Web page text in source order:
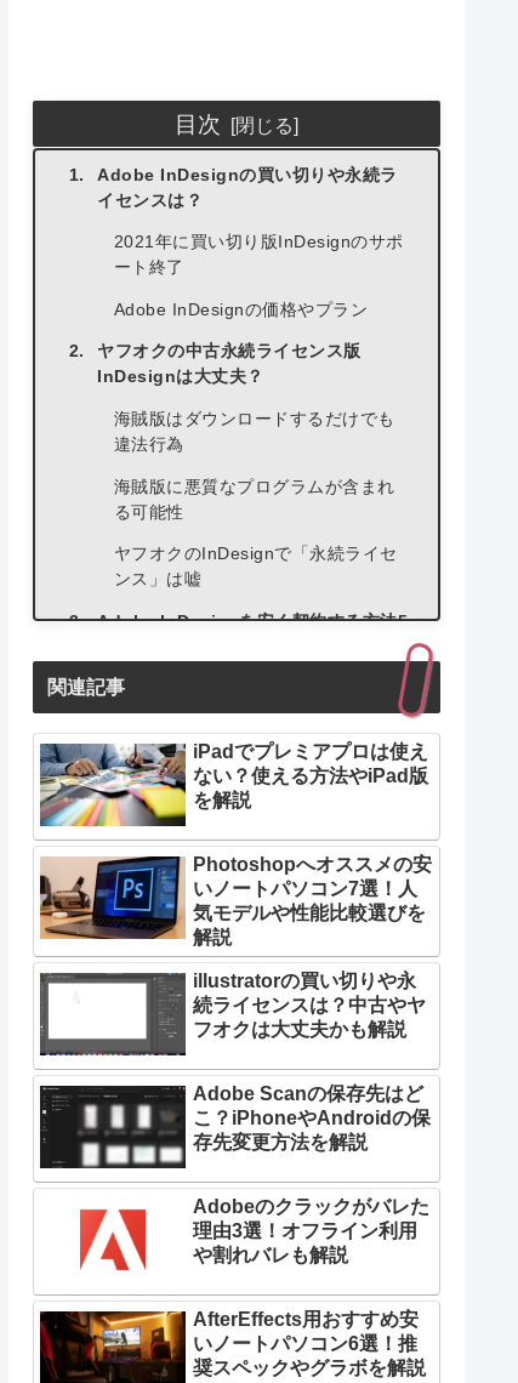
目次
Adobe InDesignの買い切りや永続ラ
イセンスは？
2021年に買い切り版InDesignのサポ
ート終了
Adobe InDesignの価格やプラン
ヤフオクの中古永続ライセンス版
InDesignは大丈夫？
海賊版はダウンロードするだけでも
違法行為
海賊版に悪質なプログラムが含まれ
る可能性
ヤフオクのInDesignで「永続ライセ
ンス」は嘘
Adobe InDesignを安く契約する方法5
方法1：無料期間を徹底して利用
方法2：学生＆教員割引を使う
方法3：Adobe講座を受ける
方法4：Adobeを解約するフリ
方法5：外貨でAdobeと契約
関連記事
iPadでプレミアプロは使え
ない？使える方法やiPad版
を解説
Photoshopへオススメの安
いノートパソコン7選！人
気モデルや性能比較選びを
解説
illustratorの買い切りや永
続ライセンスは？中古やヤ
フオクは大丈夫かも解説
Adobe Scanの保存先はど
こ？iPhoneやAndroidの保
存先変更方法を解説
Adobeのクラックがバレた
理由3選！オフライン利用
や割れバレも解説
AfterEffects用おすすめ安
いノートパソコン6選！推
奨スペックやグラボを解説